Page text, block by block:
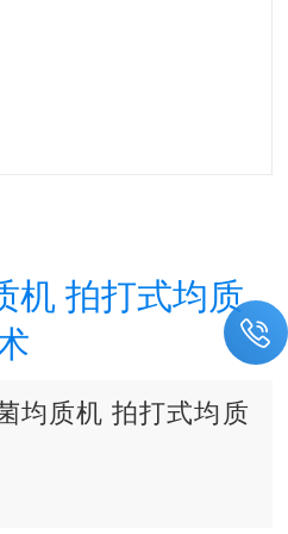
机 拍打式均质
均质机 拍打式均质